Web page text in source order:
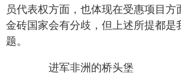
员代表权方面，也体现在受惠项目方
金砖国家会有分歧，但上述所提都是
题。
进军非洲的桥头堡